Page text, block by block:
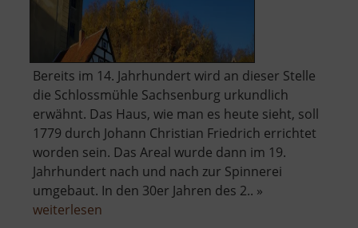
Bereits im 14. Jahrhundert wird an dieser Stelle
die Schlossmühle Sachsenburg urkundlich
erwähnt. Das Haus, wie man es heute sieht, soll
1779 durch Johann Christian Friedrich errichtet
worden sein. Das Areal wurde dann im 19.
Jahrhundert nach und nach zur Spinnerei
umgebaut. In den 30er Jahren des 2.. »
weiterlesen